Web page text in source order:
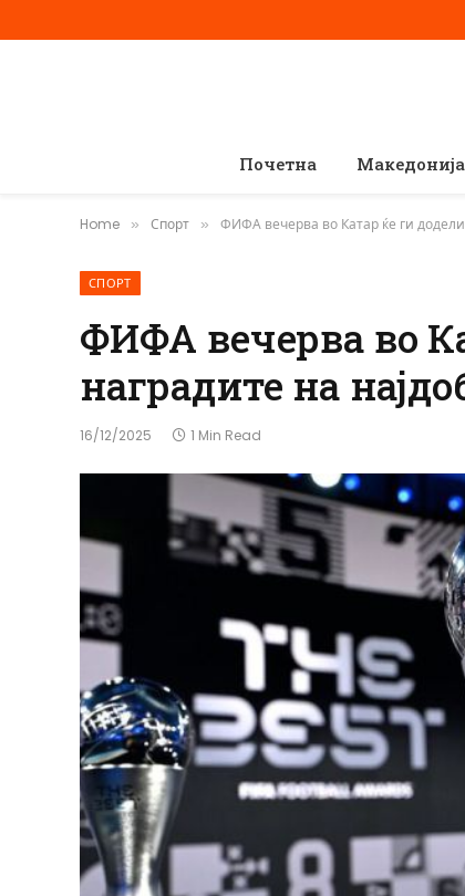
Почетна Македонија
Home » Спорт » ФИФА вечерва во Катар ќе ги
СПОРТ
ФИФА вечерва во
наградите на
16/12/2025 1 Min Read